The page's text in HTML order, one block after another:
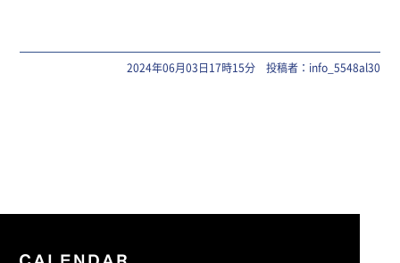
2024年06月03日17時15分 投稿者：info_5548al30